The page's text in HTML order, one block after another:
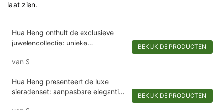
laat zien.
Hua Heng onthult de exclusieve
juwelencollectie: unieke
sieraden
van $
BEKIJK DE PRODUCTEN
Hua Heng presenteert de luxe
sieradenset: aanpasbare elegantie
BEKIJK DE PRODUCTEN